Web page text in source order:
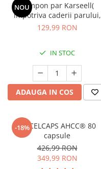
NOU
Sampon par Karseell(
impotriva caderii parului,
pentru toate tipurile de par,
129,99 RON
IN STOC
ADAUGA IN COS
-18%
MYCELCAPS AHCC® 80
capsule
426,99 RON
349,99 RON